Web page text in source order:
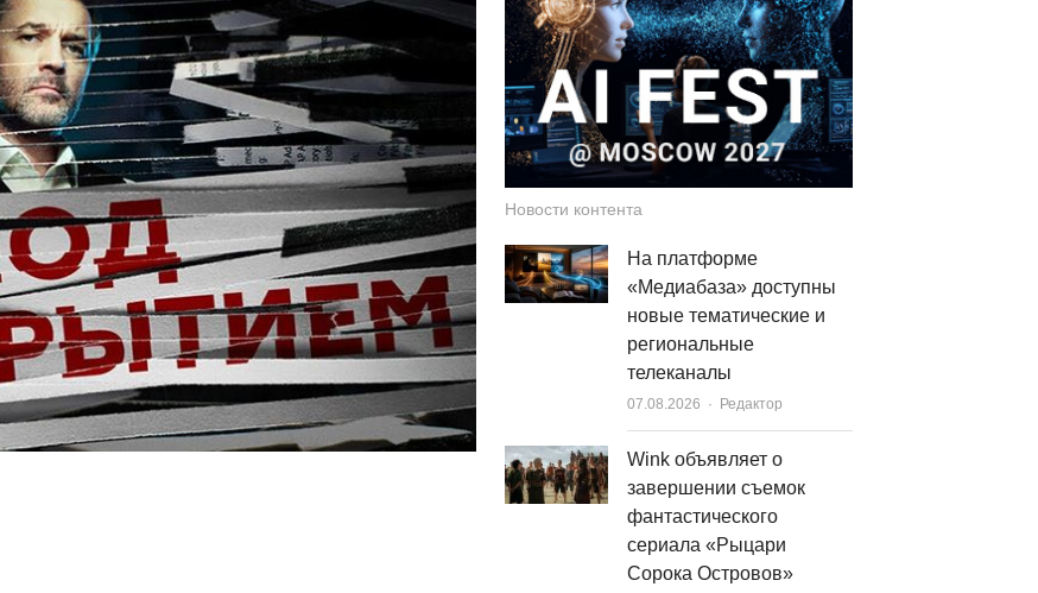
Новости контента
На платформе
«Медиабаза» доступны
новые тематические и
региональные
телеканалы
07.08.2026 Author
Редактор
Wink объявляет о
завершении съемок
фантастического
сериала «Рыцари
Сорока Островов»